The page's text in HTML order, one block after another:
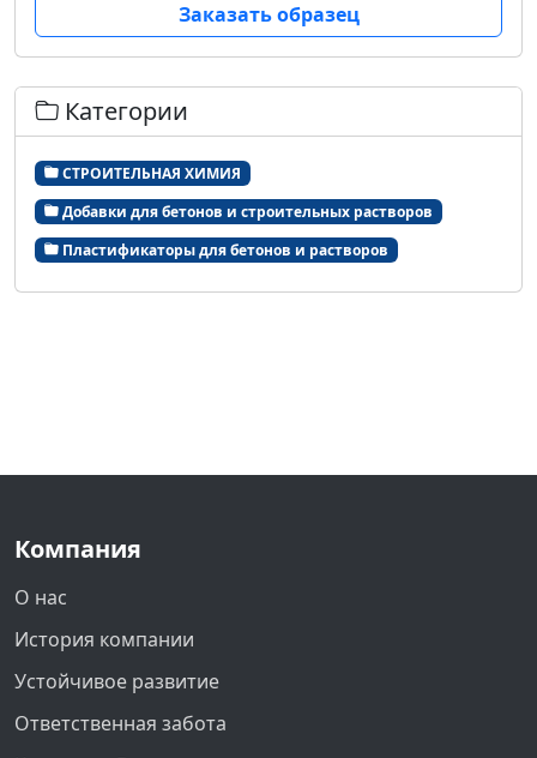
Заказать образец
Категории
СТРОИТЕЛЬНАЯ ХИМИЯ
Добавки для бетонов и строительных растворов
Пластификаторы для бетонов и растворов
Компания
О нас
История компании
Устойчивое развитие
Ответственная забота